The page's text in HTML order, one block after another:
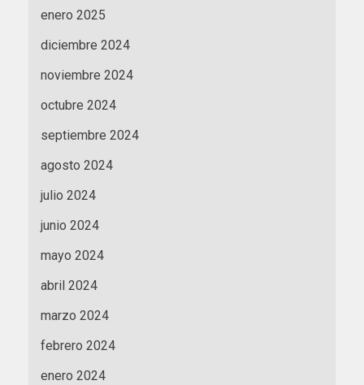
enero 2025
diciembre 2024
noviembre 2024
octubre 2024
septiembre 2024
agosto 2024
julio 2024
junio 2024
mayo 2024
abril 2024
marzo 2024
febrero 2024
enero 2024